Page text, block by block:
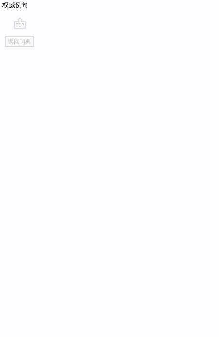
权威例句
go
top
返回词典